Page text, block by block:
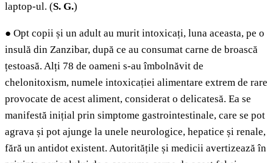
laptop-ul. (S. G.)
● Opt copii și un adult au murit intoxicați, luna aceasta, pe o
insulă din Zanzibar, după ce au consumat carne de broască
țestoasă. Alți 78 de oameni s-au îmbolnăvit de
chelonitoxism, numele intoxicației alimentare extrem de rare
provocate de acest aliment, considerat o delicatesă. Ea se
manifestă inițial prin simptome gastrointestinale, care se pot
agrava și pot ajunge la unele neurologice, hepatice și renale,
fără un antidot existent. Autoritățile și medicii avertizează în